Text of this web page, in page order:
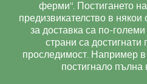
ферми". Постигането
предизвикателство в някои
за доставка са по-
страни са достигнати
проследимост. Например
постигнало пълна